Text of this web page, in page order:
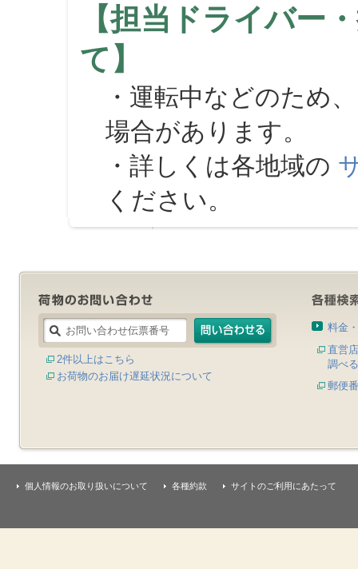
【担当ドライバー
て】
・運転中などのため
場合があります。
・詳しくは各地域の
ください。
2件以上はこちら
お荷物のお届け遅延状況について
料金
直営
調べる
郵便
個人情報のお取り扱いについて 各種約款 サイトのご利用にあたって